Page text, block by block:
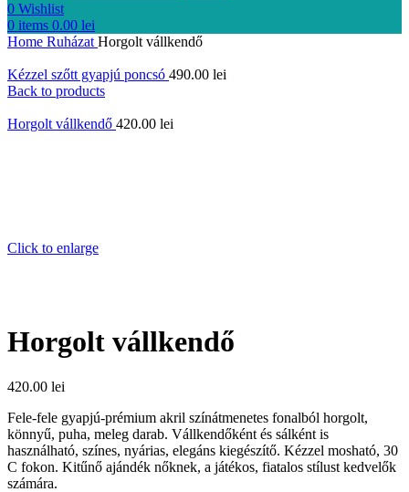
0 Wishlist
0 items 0.00 lei
Home Ruházat Horgolt vállkendő
Kézzel szőtt gyapjú poncsó 490.00 lei
Back to products
Horgolt vállkendő 420.00 lei
Click to enlarge
Horgolt vállkendő
420.00 lei
Fele-fele gyapjú-prémium akril színátmenetes fonalból horgolt,
könnyű, puha, meleg darab. Vállkendőként és sálként is
használható, színes, nyárias, elegáns kiegészítő. Kézzel mosható, 30
C fokon. Kitűnő ajándék nőknek, a játékos, fiatalos stílust kedvelők
számára.